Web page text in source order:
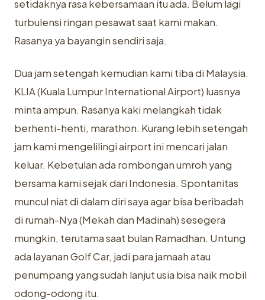
setidaknya rasa kebersamaan itu ada. Belum lagi
turbulensi ringan pesawat saat kami makan.
Rasanya ya bayangin sendiri saja.
Dua jam setengah kemudian kami tiba di Malaysia.
KLIA (Kuala Lumpur International Airport) luasnya
minta ampun. Rasanya kaki melangkah tidak
berhenti-henti, marathon. Kurang lebih setengah
jam kami mengelilingi airport ini mencari jalan
keluar. Kebetulan ada rombongan umroh yang
bersama kami sejak dari Indonesia. Spontanitas
muncul niat di dalam diri saya agar bisa beribadah
di rumah-Nya (Mekah dan Madinah) sesegera
mungkin, terutama saat bulan Ramadhan. Untung
ada layanan Golf Car, jadi para jamaah atau
penumpang yang sudah lanjut usia bisa naik mobil
odong-odong itu.